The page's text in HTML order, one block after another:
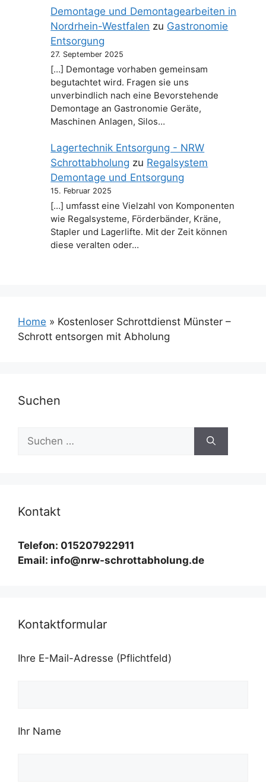
Demontage und Demontagearbeiten in
Nordrhein-Westfalen zu Gastronomie
Entsorgung
27. September 2025
[…] Demontage vorhaben gemeinsam
begutachtet wird. Fragen sie uns
unverbindlich nach eine Bevorstehende
Demontage an Gastronomie Geräte,
Maschinen Anlagen, Silos…
Lagertechnik Entsorgung - NRW
Schrottabholung zu Regalsystem
Demontage und Entsorgung
15. Februar 2025
[…] umfasst eine Vielzahl von Komponenten
wie Regalsysteme, Förderbänder, Kräne,
Stapler und Lagerlifte. Mit der Zeit können
diese veralten oder…
Home » Kostenloser Schrottdienst Münster –
Schrott entsorgen mit Abholung
Suchen
nach:
Kontakt
Telefon: 015207922911
Email: info@nrw-schrottabholung.de
Kontaktformular
Ihre E-Mail-Adresse (Pflichtfeld)
Ihr Name